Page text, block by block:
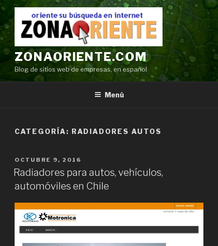
Ir
contenido
ZONAORIENTE.COM
Blog de sitios web de empresas, en español
Menú
CATEGORÍA: RADIADORES AUTOS
POSTED
ON
OCTUBRE 9, 2016
Radiadores para autos, vehículos,
automóviles en Chile